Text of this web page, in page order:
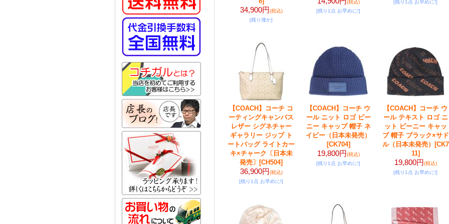
34,900円(税込)
[残り僅か]
(税込)
[残り1点 お早めに!]
[残り1点 お早めに!]
【COACH】コーチ コ
ーティングキャンバス
レザー シグネチャー
ギャラリー ジップ ト
ートバッグ ライトカー
キ×チャーク〔日本未
発売〕 [CH504]
36,900円(税込)
[残り1点 お早めに!]
【COACH】コーチ ウ
ール ニット ロゴ ビー
ニー キャップ 帽子 ネ
イビー（日本未発売）
[CK704]
19,800円(税込)
[残り1点 お早めに!]
【COACH】コーチ ウ
ール テキスト ロゴ ニ
ット ビーニー キャッ
プ 帽子 ブラック×サド
ル（日本未発売）
[CK7
11]
19,800円(税込)
[残り1点 お早めに!]